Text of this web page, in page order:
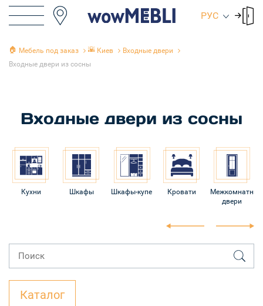
РУС
🏠 Мебель под заказ 🌇 Киев
Входные двери
Входные двери из сосны
Входные двери из сосны
Шкафы Шкафы-купе Кровати
Межкомнатные
Входные
двери
Каталог